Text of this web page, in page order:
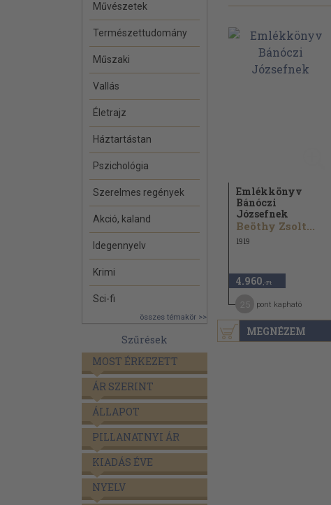
Művészetek
Természettudomány
Műszaki
Vallás
Életrajz
Háztartástan
Pszichológia
Szerelmes regények
Akció, kaland
Idegennyelv
Krimi
Sci-fi
összes témakör >>
Szűrések
MOST ÉRKEZETT
ÁR SZERINT
ÁLLAPOT
PILLANATNYI ÁR
KIADÁS ÉVE
NYELV
MEGNÉZEM
Emlékkönyv
Bánóczi
Józsefnek
Beöthy Zsolt...
1919
4.960 ,-Ft
pont kapható